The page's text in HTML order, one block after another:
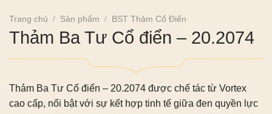
Trang chủ / Sản phẩm / BST Thảm Cổ Điển
Thảm Ba Tư Cổ điển – 20.2074
Thảm Ba Tư Cổ điển – 20.2074 được chế tác từ Vortex
cao cấp, nổi bật với sự kết hợp tinh tế giữa đen quyền lực